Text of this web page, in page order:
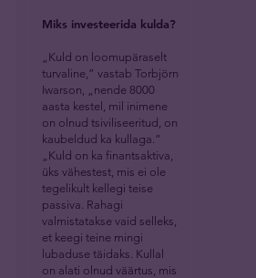
Miks investeerida kulda?
„Kuld on loomupäraselt
turvaline,” vastab Torbjörn
Iwarson, „nende 8000
aasta kestel, mil inimene
on olnud tsiviliseeritud, on
kaubeldud ka kullaga.”
„Kuld on ka finantsaktiva,
üks vähestest, mis ei ole
tegelikult kellegi teise
passiva. Rahagi
valmistatakse vaid selleks,
et keegi teine mingi
lubaduse täidaks. Kullal
on alati olnud väärtus, mis